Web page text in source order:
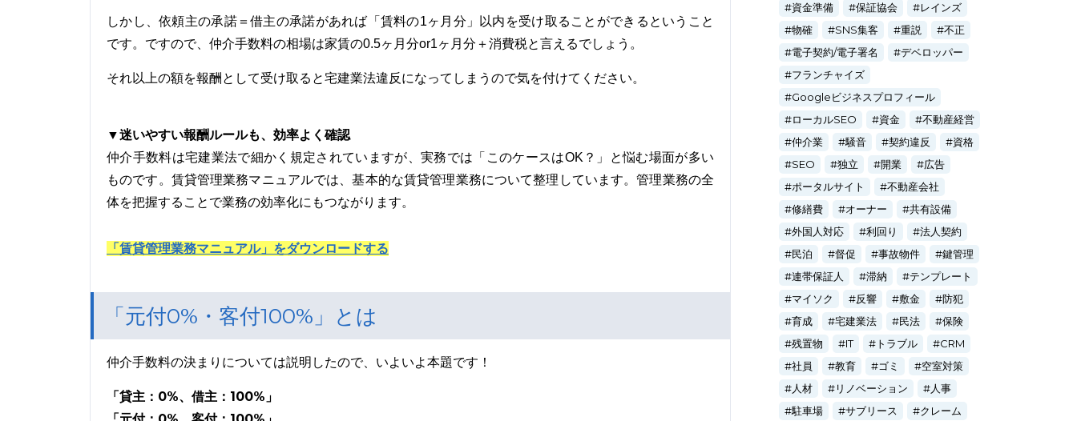
しかし、依頼主の承諾＝借主の承諾があれば「賃料の1ヶ月分」以内を受け取ることができるということ
です。ですので、仲介手数料の相場は家賃の0.5ヶ月分or1ヶ月分＋消費税と言えるでしょう。
それ以上の額を報酬として受け取ると宅建業法違反になってしまうので気を付けてください。
▼迷いやすい報酬ルールも、効率よく確認
仲介手数料は宅建業法で細かく規定されていますが、実務では「このケースはOK？」と悩む場面が多い
ものです。賃貸管理業務マニュアルでは、基本的な賃貸管理業務について整理しています。管理業務の全
体を把握することで業務の効率化にもつながります。
「賃貸管理業務マニュアル」をダウンロードする
「元付0%・客付100%」とは
仲介手数料の決まりについては説明したので、いよいよ本題です！
「貸主：0%、借主：100%」
資金準備
保証協会
レインズ
物確
SNS集客 重説
不正
電子契約/電子署名
デベロッパー
フランチャイズ
Googleビジネスプロフィール
ローカルSEO
資金
不動産経営
仲介業
騒音 契約違反
資格
SEO
独立 開業
広告
ポータルサイト
不動産会社
修繕費
オーナー
共有設備
外国人対応
利回り
法人契約
民泊
督促 事故物件
鍵管理
連帯保証人
滞納
テンプレート
マイソク
反響 敷金
防犯
育成
宅建業法 民法
保険
残置物
IT トラブル
CRM
社員
教育 ゴミ
空室対策
人材
リノベーション
人事
駐車場
サブリース
クレーム